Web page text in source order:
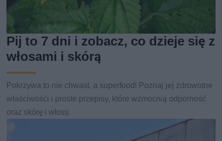
Pij to 7 dni i zobacz, co dzieje się z
włosami i skórą
Pokrzywa to nie chwast, a superfood! Poznaj jej zdrowotne
właściwości i proste przepisy, które wzmocnią odporność
oraz skórę i włosy.